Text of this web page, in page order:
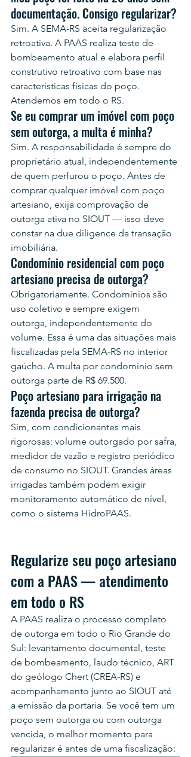
documentação. Consigo regularizar?
Sim. A SEMA-RS aceita regularização
retroativa. A PAAS realiza teste de
bombeamento atual e elabora perfil
construtivo retroativo com base nas
características físicas do poço.
Atendemos em todo o RS.
Se eu comprar um imóvel com poço
sem outorga, a multa é minha?
Sim. A responsabilidade é sempre do
proprietário atual, independentemente
de quem perfurou o poço. Antes de
comprar qualquer imóvel com poço
artesiano, exija comprovação de
outorga ativa no SIOUT — isso deve
constar na due diligence da transação
imobiliária.
Condomínio residencial com poço
artesiano precisa de outorga?
Obrigatoriamente. Condomínios são
uso coletivo e sempre exigem
outorga, independentemente do
volume. Essa é uma das situações mais
fiscalizadas pela SEMA-RS no interior
gaúcho. A multa por condomínio sem
outorga parte de R$ 69.500.
Poço artesiano para irrigação na
fazenda precisa de outorga?
Sim, com condicionantes mais
rigorosas: volume outorgado por safra,
medidor de vazão e registro periódico
de consumo no SIOUT. Grandes áreas
irrigadas também podem exigir
monitoramento automático de nível,
como o sistema HidroPAAS.
Regularize seu poço artesiano
com a PAAS — atendimento
em todo o RS
A PAAS realiza o processo completo
de outorga em todo o Rio Grande do
Sul: levantamento documental, teste
de bombeamento, laudo técnico, ART
do geólogo Chert (CREA-RS) e
acompanhamento junto ao SIOUT até
a emissão da portaria. Se você tem um
poço sem outorga ou com outorga
vencida, o melhor momento para
regularizar é antes de uma fiscalização: